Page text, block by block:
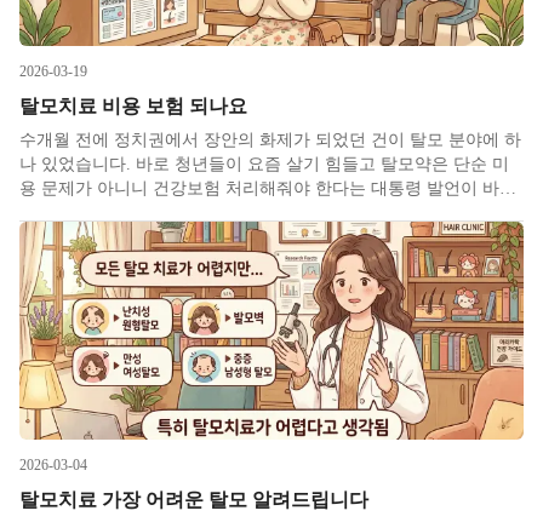
2026-03-19
탈모치료 비용 보험 되나요
수개월 전에 정치권에서 장안의 화제가 되었던 건이 탈모 분야에 하
나 있었습니다. 바로 청년들이 요즘 살기 힘들고 탈모약은 단순 미
용 문제가 아니니 건강보험 처리해줘야 한다는 대통령 발언이 바로
기억하는데 정치권에서 다시금 언급되니까 언론에서도 탈모 관련
기사들을
2026-03-04
탈모치료 가장 어려운 탈모 알려드립니다